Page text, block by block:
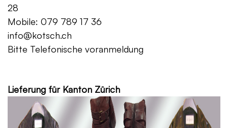
28
Mobile: 079 789 17 36
info@kotsch.ch
Bitte Telefonische voranmeldung
Lieferung für Kanton Zürich